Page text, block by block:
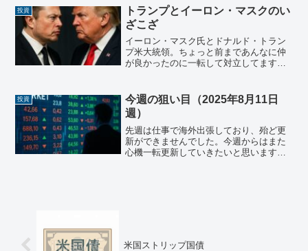
（ID...
投資
トランプとイーロン・マスクのい
ざこざ
イーロン・マスク氏とドナルド・トラン
プ米大統領。ちょっと前まであんなに仲
が良かったのに一転して対立してます
が正しいか正しくないかは見方や観点に
よって違うので、あえてこの...
投資
今週の狙い目（2025年8月11日
週）
先週は仕事で海外出張しており、殆ど更
新ができませんでした。今週からはまた
心機一転更新していきたいと思いますの
米国ストリップ国債